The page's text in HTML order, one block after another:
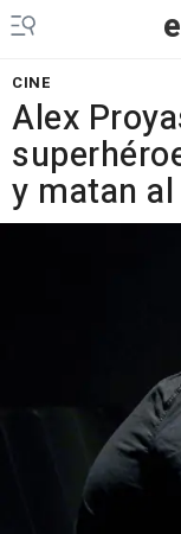
CINE
Alex
y matan